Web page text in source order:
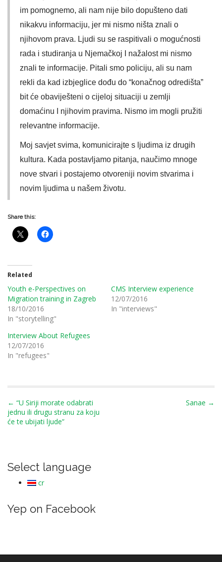
im pomognemo, ali nam nije bilo dopušteno dati
nikakvu informaciju, jer mi nismo ništa znali o
njihovom prava. Ljudi su se raspitivali o mogućnosti
rada i studiranja u Njemačkoj I nažalost mi nismo
znali te informacije. Pitali smo policiju, ali su nam
rekli da kad izbjeglice dođu do “konačnog odredišta”
bit će obaviješteni o cijeloj situaciji u zemlji
domaćinu I njihovim pravima. Nismo im mogli pružiti
relevantne informacije.
Moj savjet svima, komunicirajte s ljudima iz drugih
kultura. Kada postavljamo pitanja, naučimo mnoge
nove stvari i postajemo otvoreniji novim stvarima i
novim ljudima u našem životu.
Share this:
Related
Youth e-Perspectives on
Migration training in Zagreb
18/10/2016
In "storytelling"
CMS Interview experience
12/07/2016
In "interviews"
Interview About Refugees
12/07/2016
In "refugees"
P
o
s
a
g
o
← “U Siriji morate odabrati
jednu ili drugu stranu za koju
će te ubijati ljude”
Sanae →
Select language
cr
Yep on Facebook